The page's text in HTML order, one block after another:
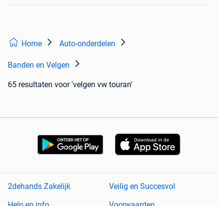
Home Auto-onderdelen
Banden en Velgen
65 resultaten voor 'velgen vw touran'
2dehands Zakelijk
Veilig en Succesvol